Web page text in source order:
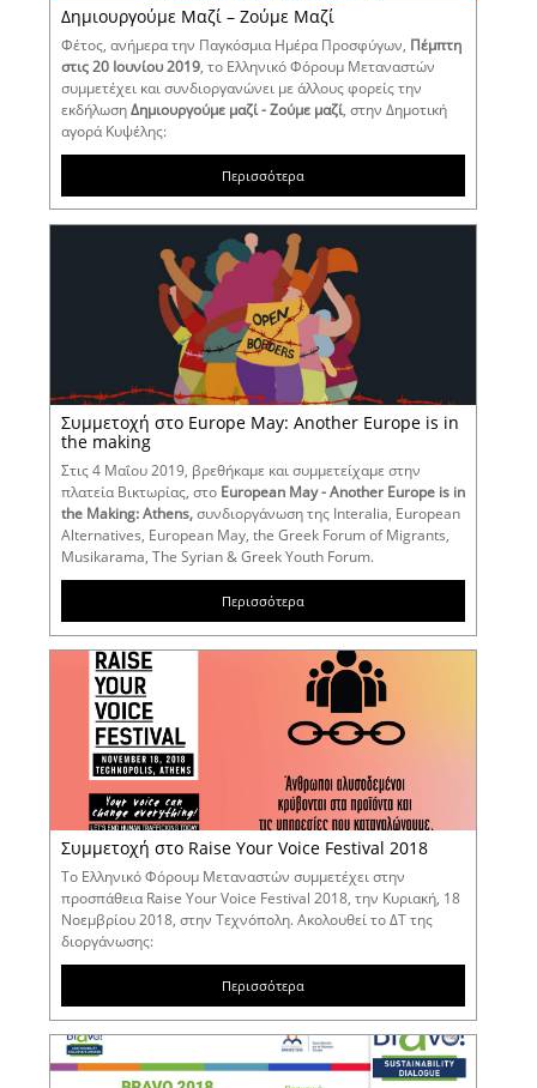
Δημιουργούμε Μαζί – Ζούμε Μαζί
Φέτος, ανήμερα την Παγκόσμια Ημέρα Προσφύγων, Πέμπτη
στις 20 Ιουνίου 2019, το Ελληνικό Φόρουμ Μεταναστών
συμμετέχει και συνδιοργανώνει με άλλους φορείς την
εκδήλωσηΔημιουργούμε μαζί - Ζούμε μαζί, στην Δημοτική
αγορά Κυψέλης:
Περισσότερα
Συμμετοχή στο Europe May: Another Europe is in
the making
Στις 4 Μαΐου 2019, βρεθήκαμε και συμμετείχαμε στην
πλατεία Βικτωρίας, στο European May - Another Europe is in
the Making: Athens,συνδιοργάνωση της Interalia, European
Alternatives, European May, the Greek Forum of Migrants,
Musikarama, The Syrian & Greek Youth Forum.
Περισσότερα
Συμμετοχή στο Raise Your Voice Festival 2018
To Ελληνικό Φόρουμ Μεταναστών συμμετέχει στην
προσπάθεια Raise Your Voice Festival 2018, την Κυριακή, 18
Νοεμβρίου 2018, στην Τεχνόπολη. Ακολουθεί το ΔΤ της
διοργάνωσης:
Περισσότερα